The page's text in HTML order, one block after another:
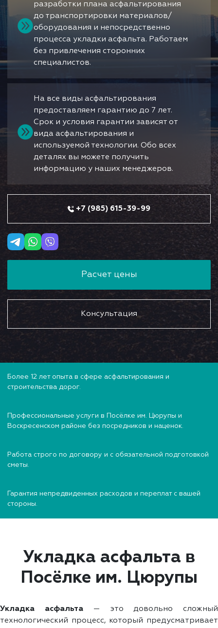
разработки плана асфальтирования
до транспортировки материалов/
оборудования и непосредственно
процесса укладки асфальта. Работаем
без привлечения сторонних
специалистов.
На все виды асфальтирования
предоставляем гарантию до 7 лет.
Срок и условия гарантии зависят от
вида асфальтирования и
используемой технологии. Обо всех
деталях вы можете получить
информацию у наших менеджеров.
+7 (985) 615-39-99
Расчет цены
Консультация
Более 12 лет опыта в сфере асфальтирования и
строительства дорог.
Профессиональные услуги в Посёлке им. Цюрупы и
Воскресенском районе без посредников и наценок.
Работа строго по договору и с обязательной подготовкой
сметы.
Гарантия непредвиденных расходов и переплат с вашей
стороны.
Укладка асфальта в
Посёлке им. Цюрупы
Укладка асфальта— это довольно сложный
технологический процесс, который предусматривает